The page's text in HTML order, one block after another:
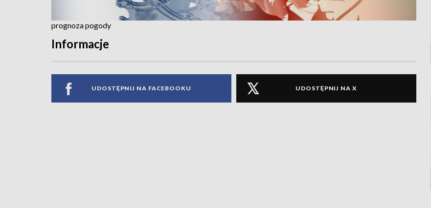
prognoza pogody
Informacje
UDOSTĘPNIJ NA FACEBOOKU UDOSTĘPNIJ NA X